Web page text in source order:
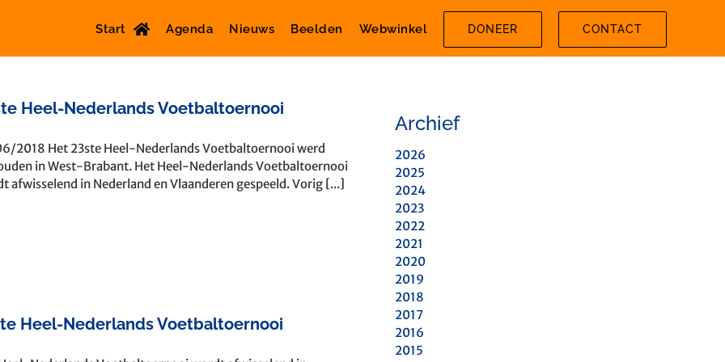
Start Agenda Nieuws Beelden Webwinkel DONEER CONTACT
Heel-Nederlands Voetbaltoernooi
2018 Het 23ste Heel-Nederlands Voetbaltoernooi werd
in West-Brabant. Het Heel-Nederlands Voetbaltoernooi
afwisselend in Nederland en Vlaanderen gespeeld. Vorig [...]
Heel-Nederlands Voetbaltoernooi
Archief
2026
2025
2024
2023
2022
2021
2020
2019
2018
2017
2016
2015